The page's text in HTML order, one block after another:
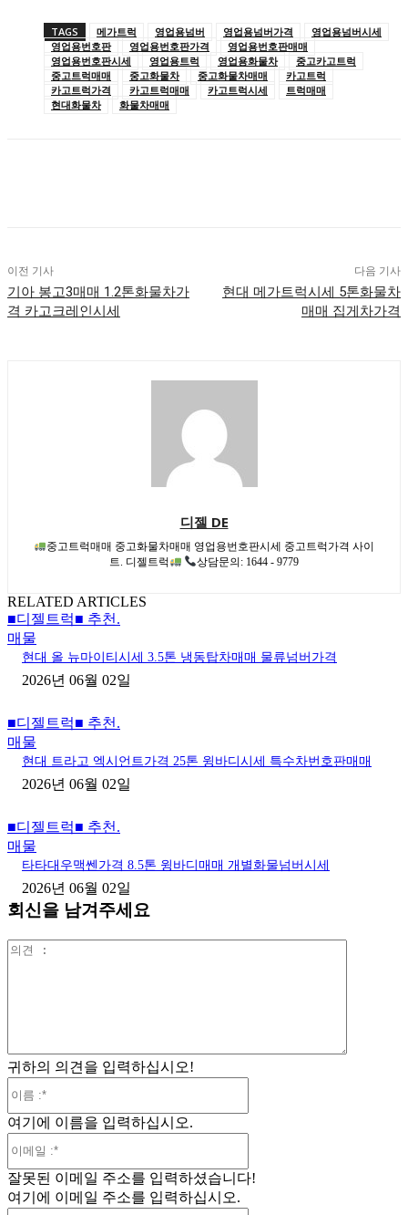
TAGS 메가트럭 영업용넘버 영업용넘버가격
영업용넘버시세
영업용번호판
영업용번호판가격
영업용번호판매매
영업용번호판시세
영업용트럭 영업용화물차
중고카고트럭
중고트럭매매
중고화물차 중고화물차매매
카고트럭
카고트럭가격
카고트럭매매 카고트럭시세
트럭매매
현대화물차
화물차매매
이전 기사
기아 봉고3매매 1.2톤화물차가
격 카고크레인시세
다음 기사
현대 메가트럭시세 5톤화물차
매매 집게차가격
디젤 DE
중고트럭매매 중고화물차매매 영업용번호판시세 중고트럭가격 사이
트. 디젤트럭
상담문의: 1644 - 9779
RELATED ARTICLES
■디젤트럭■ 추천.
매물
현대 올 뉴마이티시세 3.5톤 냉동탑차매매 물류넘버가격
2026년 06월 02일
■디젤트럭■ 추천.
매물
현대 트라고 엑시언트가격 25톤 윙바디시세 특수차번호판매매
2026년 06월 02일
■디젤트럭■ 추천.
매물
타타대우맥쎈가격 8.5톤 윙바디매매 개별화물넘버시세
2026년 06월 02일
회신을 남겨주세요
귀하의 의견을 입력하십시오!
여기에 이름을 입력하십시오.
일
잘못된 이메일 주소를 입력하셨습니다!
여기에 이메일 주소를 입력하십시오.